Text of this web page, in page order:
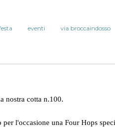
eventi
via broccaindosso
nostra cotta n.100.
per l'occasione una Four Hops